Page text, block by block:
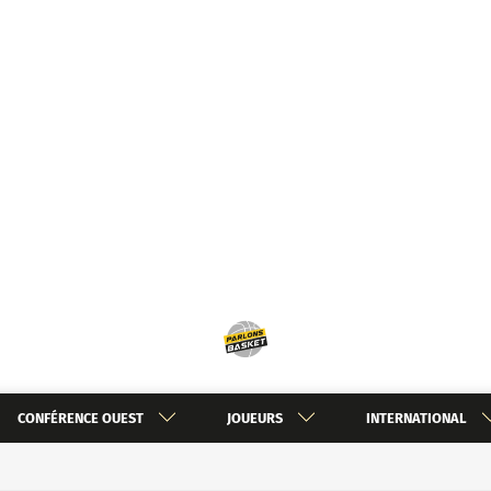
CONFÉRENCE OUEST JOUEURS INTERNATIONAL